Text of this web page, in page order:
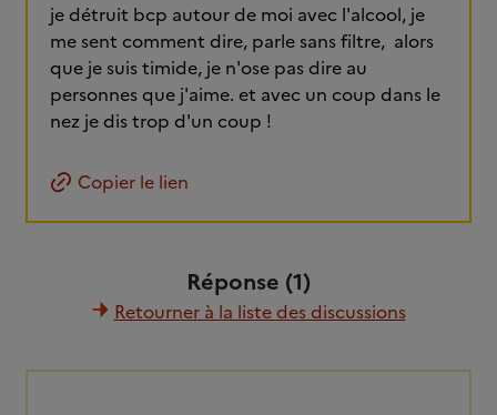
je détruit bcp autour de moi avec l'alcool, je
me sent comment dire, parle sans filtre, alors
que je suis timide, je n'ose pas dire au
personnes que j'aime. et avec un coup dans le
nez je dis trop d'un coup !
Copier le lien
Réponse (1)
Retourner à la liste des discussions